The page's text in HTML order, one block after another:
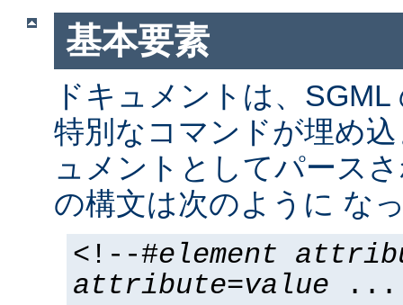
基本要素
ドキュメントは、
特別なコマンドが埋め
ュメントとしてパース
の構文は次のように な
<!--#element
attribute=value ...